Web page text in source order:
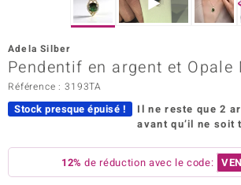
Adela Silber
Pendentif en argent et Opale
Référence : 3193TA
Stock presque épuisé ! Il ne reste que 2
avant qu’il ne soit
12% de réduction avec le code: